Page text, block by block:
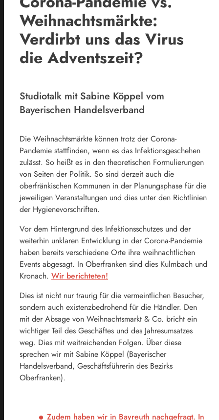
Weihnachtsmärkte:
Verdirbt uns das Virus
die Adventszeit?
Studiotalk mit Sabine Köppel vom
Bayerischen Handelsverband
Die Weihnachtsmärkte können trotz der Corona-
Pandemie stattfinden, wenn es das Infektionsgeschehen
zulässt. So heißt es in den theoretischen Formulierungen
von Seiten der Politik. So sind derzeit auch die
oberfränkischen Kommunen in der Planungsphase für die
jeweiligen Veranstaltungen und dies unter den Richtlinien
der Hygienevorschriften.
Vor dem Hintergrund des Infektionsschutzes und der
weiterhin unklaren Entwicklung in der Corona-Pandemie
haben bereits verschiedene Orte ihre weihnachtlichen
Events abgesagt. In Oberfranken sind dies Kulmbach und
Kronach. Wir berichteten!
Dies ist nicht nur traurig für die vermeintlichen Besucher,
sondern auch existenzbedrohend für die Händler. Den
mit der Absage von Weihnachtsmarkt & Co. bricht ein
wichtiger Teil des Geschäftes und des Jahresumsatzes
weg. Dies mit weitreichenden Folgen. Über diese
sprechen wir mit Sabine Köppel (Bayerischer
Handelsverband, Geschäftsführerin des Bezirks
Oberfranken).
Zudem haben wir in Bayreuth nachgefragt. In